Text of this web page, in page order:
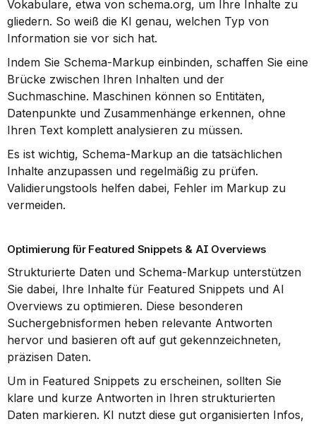
Vokabulare, etwa von schema.org, um Ihre Inhalte zu
gliedern. So weiß die KI genau, welchen Typ von
Information sie vor sich hat.
Indem Sie Schema-Markup einbinden, schaffen Sie eine
Brücke zwischen Ihren Inhalten und der
Suchmaschine. Maschinen können so Entitäten,
Datenpunkte und Zusammenhänge erkennen, ohne
Ihren Text komplett analysieren zu müssen.
Es ist wichtig, Schema-Markup an die tatsächlichen
Inhalte anzupassen und regelmäßig zu prüfen.
Validierungstools helfen dabei, Fehler im Markup zu
vermeiden.
Optimierung für Featured Snippets & AI Overviews
Strukturierte Daten und Schema-Markup unterstützen
Sie dabei, Ihre Inhalte für Featured Snippets und AI
Overviews zu optimieren. Diese besonderen
Suchergebnisformen heben relevante Antworten
hervor und basieren oft auf gut gekennzeichneten,
präzisen Daten.
Um in Featured Snippets zu erscheinen, sollten Sie
klare und kurze Antworten in Ihren strukturierten
Daten markieren. KI nutzt diese gut organisierten Infos,